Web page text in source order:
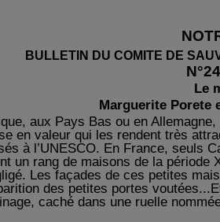
BULLETIN DU COMITE DE
Le
Marguerite Porete
aux Pays Bas ou en
en valeur qui les rendent très
à l’UNESCO. En France, seuls
un rang de maisons de la
Les façades de ces petites
des petites portesvoutées
caché dans une ruelle